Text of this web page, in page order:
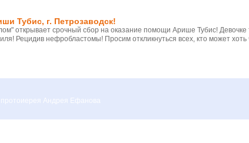
Тубис, г. Петрозаводск!
открывает срочный сбор на оказание помощи Арише Тубис! Девочке
Рецидив нефробластомы! Просим откликнуться всех, кто может хоть
протоиерея Андрея Ефанова